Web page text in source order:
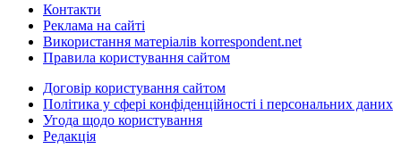
Контакти
Реклама на сайті
Використання матеріалів korrespondent.net
Правила користування сайтом
Договір користування сайтом
Політика у сфері конфіденційності і персональних даних
Угода щодо користування
Редакція